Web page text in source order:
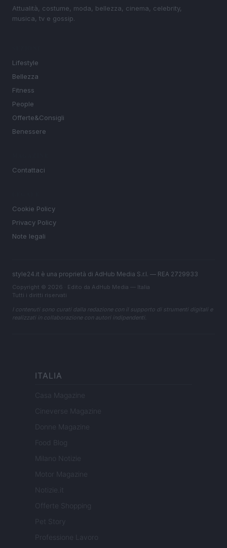
Attualità, costume, moda, bellezza, cinema, celebrity,
musica, tv e gossip.
Lifestyle
Bellezza
Fitness
People
Offerte&Consigli
Benessere
Contattaci
Cookie Policy
Privacy Policy
Note legali
style24.it è una proprietà di AdHub Media S.r.l. — REA 2729933
Copyright © 2026 · Edito da AdHub Media — Italia
Tutti i diritti riservati
I contenuti sono curati dalla redazione con il supporto di strumenti digitali e
realizzati in collaborazione con autori indipendenti.
ITALIA
Casa Magazine
Cineverse Magazine
Donne Magazine
Food Blog
Milano Notizie
Motor Magazine
Notizie.it
Offerte Shopping
Pet Story
Professione Lavoro